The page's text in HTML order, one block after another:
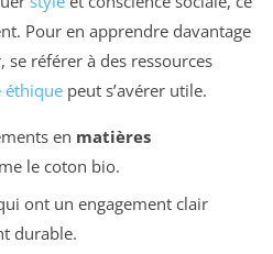
Pour en apprendre davantage
référer à des ressources
éthique peut s’avérer utile.
en matières
le coton bio.
ont un engagement clair
durable.